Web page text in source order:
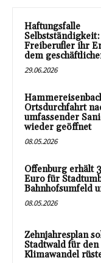
Haftungsfalle
Selbstständigkeit:
Freiberufler ihr
dem
29.06.2026
Ortsdurchfahrt
umfassender
wieder geöffnet
08.05.2026
Offenburg erhält
Euro für
Bahnhofsumfeld
08.05.2026
Zehnjahresplan
Stadtwald für den
Klimawandel